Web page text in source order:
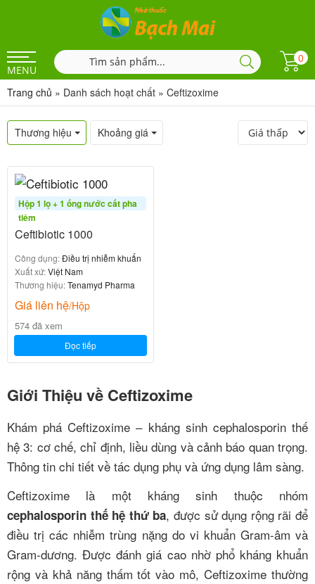
MENU
0
Trang chủ » Danh sách hoạt chất » Ceftizoxime
Thương hiệu Khoảng giá
Hộp 1 lọ + 1 ống nước cất pha
tiêm
Ceftibiotic 1000
Công dụng:Điều trị nhiễm khuẩn
Xuất xứ:Việt Nam
Thương hiệu:Tenamyd Pharma
Giá liên hệ/Hộp
574 đã xem
Đọc tiếp
Giới Thiệu về Ceftizoxime
Khám phá Ceftizoxime – kháng sinh cephalosporin thế
hệ 3: cơ chế, chỉ định, liều dùng và cảnh báo quan trọng.
Thông tin chi tiết về tác dụng phụ và ứng dụng lâm sàng.
Ceftizoxime là một kháng sinh thuộc nhóm
cephalosporin thế hệ thứ ba, được sử dụng rộng rãi để
điều trị các nhiễm trùng nặng do vi khuẩn Gram-âm và
Gram-dương. Được đánh giá cao nhờ phổ kháng khuẩn
rộng và khả năng thấm tốt vào mô, Ceftizoxime thường